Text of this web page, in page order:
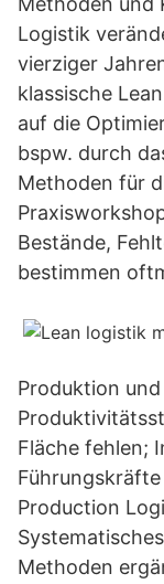
Logistik
vierziger
klassische
auf die
bspw. durch
Methoden für
Bestände,
bestimmen
Produktion
Fläche fehlen;
Production
Methoden